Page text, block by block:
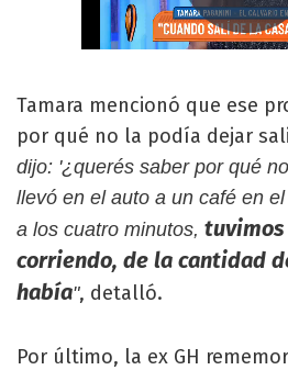
Tamara mencionó que ese
por qué no la podía dejar
dijo: '¿querés saber por qué
llevó en el auto a un café en
a los cuatro minutos,
corriendo, de la cantidad
había", detalló.
Por último, la ex GH